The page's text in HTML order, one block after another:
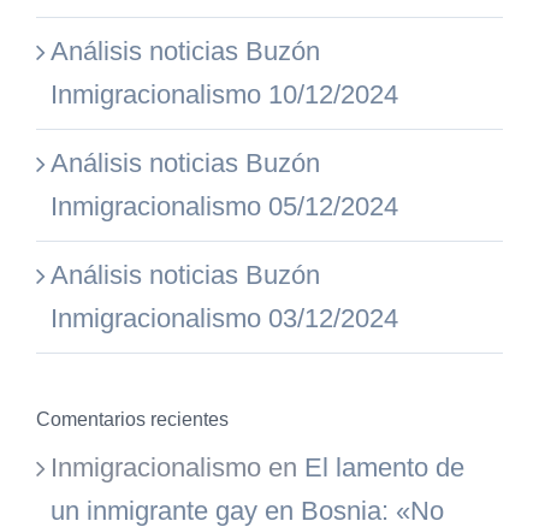
Análisis noticias Buzón
Inmigracionalismo 10/12/2024
Análisis noticias Buzón
Inmigracionalismo 05/12/2024
Análisis noticias Buzón
Inmigracionalismo 03/12/2024
Comentarios recientes
Inmigracionalismo en El lamento de
un inmigrante gay en Bosnia: «No